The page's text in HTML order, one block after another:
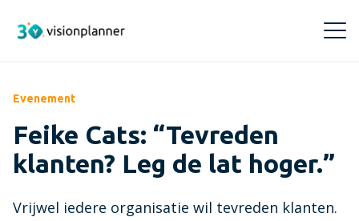
Visionplanner Compilation
Snel en betrouwbaar samenstellen
Inzichten
Events
Training & Support
Evenement
Feike Cats: “Tevreden
klanten? Leg de lat hoger.”
Vrijwel iedere organisatie wil tevreden klanten.